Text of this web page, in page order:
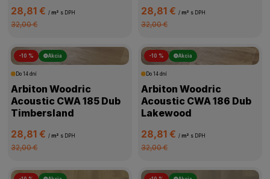
28,81 €/ m² s DPH
32,00 €
28,81 € / m² s DPH
32,00 €
-10 % Akcia
Do 14 dní
Arbiton Woodric
Acoustic CWA 185 Dub
Timbersland
28,81 €/ m² s DPH
32,00 €
-10 % Akcia
Do 14 dní
Arbiton Woodric
Acoustic CWA 186 Dub
Lakewood
28,81 € / m² s DPH
32,00 €